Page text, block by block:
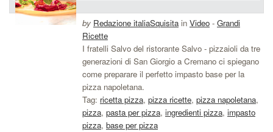
by Redazione italiaSquisitain Video - Grandi
Ricette
I fratelli Salvo del ristorante Salvo - pizzaioli da tre
generazioni di San Giorgio a Cremano ci spiegano
come preparare il perfetto impasto base per la
pizza napoletana.
Tag: ricetta pizza, pizza ricette, pizza napoletana,
pizza, pasta per pizza, ingredienti pizza, impasto
pizza, base per pizza